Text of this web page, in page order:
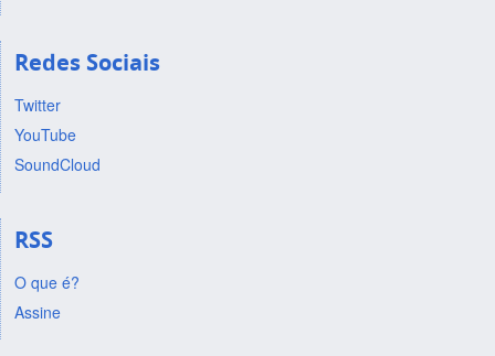
Redes Sociais
Twitter
YouTube
SoundCloud
RSS
O que é?
Assine